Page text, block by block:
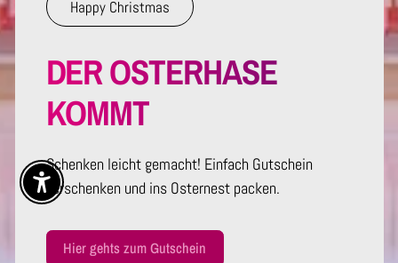
Happy Christmas
DER OSTERHASE
KOMMT
Schenken leicht gemacht! Einfach Gutschein
verschenken und ins Osternest packen.
Hier gehts zum Gutschein
Enable Accessibility